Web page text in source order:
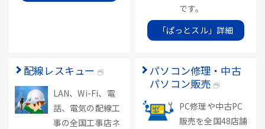
です。
「ぱっとスル」詳細
配線レスキュー
LAN、Wi-Fi、電
話、電気の配線工
事の全国工事店ネ
パソコン修理・中古
パソコン販売
PC修理や中古PC
販売を全国48店舗